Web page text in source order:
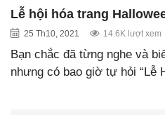
Lễ hội hóa trang
25 Th10, 2021 14.6K lượt xem
Bạn chắc đã từng nghe và
nhưng có bao giờ tự hỏi “Lễ